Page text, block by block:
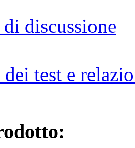
di discussione
test e